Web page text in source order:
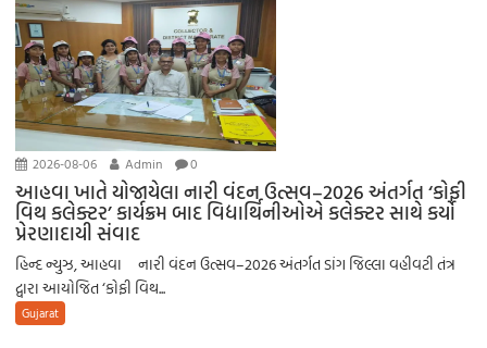
2026-08-06 Admin 0
આહવા ખાતે યોજાયેલા નારી વંદન ઉત્સવ–2026 અંતર્ગત ‘કોફી
વિથ કલેક્ટર’ કાર્યક્રમ બાદ વિદ્યાર્થિનીઓએ કલેક્ટર સાથે કર્યો
પ્રેરણાદાયી સંવાદ
હિન્દ ન્યુઝ, આહવા નારી વંદન ઉત્સવ–2026 અંતર્ગત ડાંગ જિલ્લા વહીવટી તંત્ર
દ્વારા આયોજિત ‘કોફી વિથ...
Gujarat